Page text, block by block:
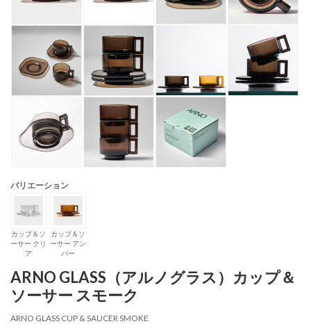
バリエーション
カップ＆ソ
ーサー クリ
ア
カップ＆ソ
ーサー アン
バー
ARNO GLASS（アルノグラス）カップ＆
ソーサー スモーク
ARNO GLASS CUP & SAUCER SMOKE